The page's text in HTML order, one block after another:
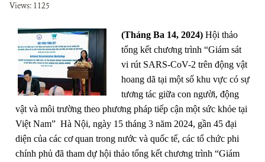
Views: 1125
(Tháng Ba 14, 2024) Hội thảo
tổng kết chương trình “Giám sát
vi rút SARS-CoV-2 trên động vật
hoang dã tại một số khu vực có sự
tương tác giữa con người, động
vật và môi trường theo phương pháp tiếp cận một sức khỏe tại
Việt Nam” Hà Nội, ngày 15 tháng 3 năm 2024, gần 45 đại
diện của các cơ quan trong nước và quốc tế, các tổ chức phi
chính phủ đã tham dự hội thảo tổng kết chương trình “Giám